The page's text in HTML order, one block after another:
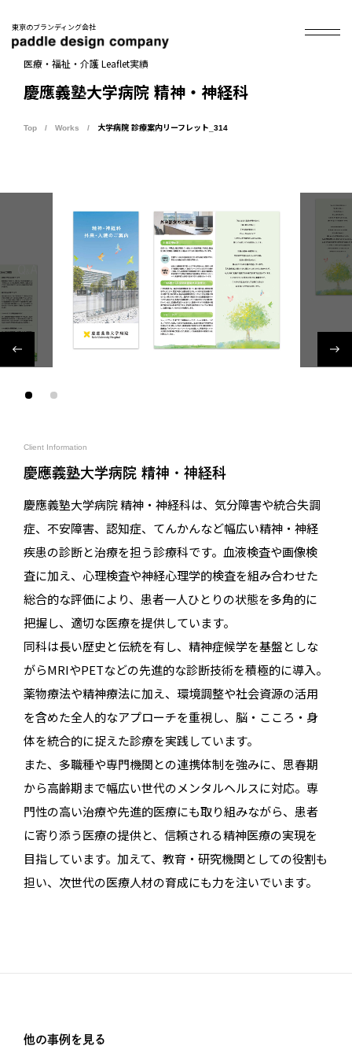
東京のブランディング会社
医療・福祉・介護 Leaflet実績
慶應義塾大学病院 精神・神経科
Top Works 大学病院 診療案内リーフレット_314
Client Information
慶應義塾大学病院 精神・神経科
慶應義塾大学病院 精神・神経科は、気分障害や統合失調
症、不安障害、認知症、てんかんなど幅広い精神・神経
疾患の診断と治療を担う診療科です。血液検査や画像検
査に加え、心理検査や神経心理学的検査を組み合わせた
総合的な評価により、患者一人ひとりの状態を多角的に
把握し、適切な医療を提供しています。
同科は長い歴史と伝統を有し、精神症候学を基盤としな
がらMRIやPETなどの先進的な診断技術を積極的に導入。
薬物療法や精神療法に加え、環境調整や社会資源の活用
を含めた全人的なアプローチを重視し、脳・こころ・身
体を統合的に捉えた診療を実践しています。
また、多職種や専門機関との連携体制を強みに、思春期
から高齢期まで幅広い世代のメンタルヘルスに対応。専
門性の高い治療や先進的医療にも取り組みながら、患者
に寄り添う医療の提供と、信頼される精神医療の実現を
目指しています。加えて、教育・研究機関としての役割も
担い、次世代の医療人材の育成にも力を注いでいます。
他の事例を見る